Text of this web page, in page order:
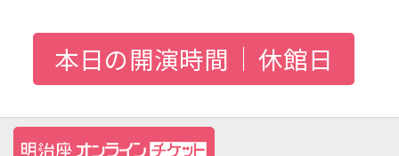
本日の開演時間 休館日